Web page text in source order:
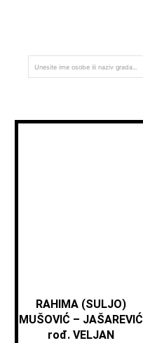
Unesite ime osobe ili naziv grada...
RAHIMA (SULJO)
MUŠOVIĆ – JAŠAREVIĆ
rođ. VELJAN